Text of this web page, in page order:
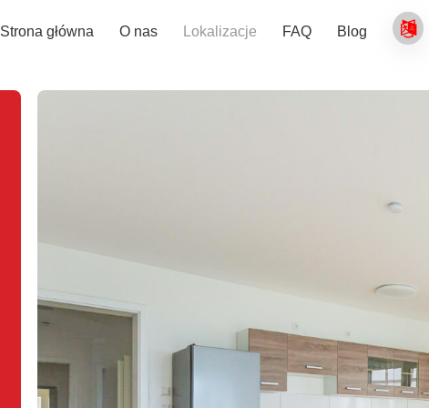
Strona główna O nas Lokalizacje FAQ Blog